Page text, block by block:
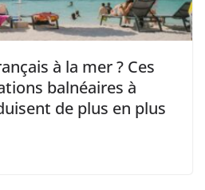
à la mer ? Ces
balnéaires à
de plus en plus